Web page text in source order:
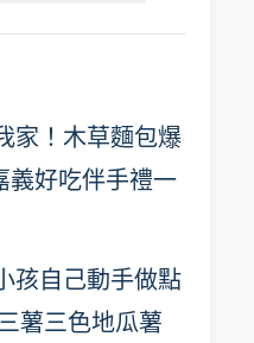
家！木草麵包爆
義好吃伴手禮一
孩自己動手做點
薯三色地瓜薯